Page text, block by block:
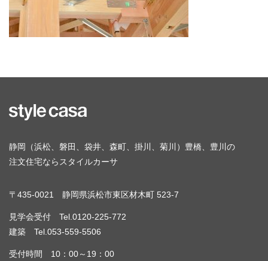
静岡（浜松、磐田、袋井、森町、掛川、菊川）豊橋、豊川の
注文住宅ならスタイルカーサ
〒435-0021 静岡県浜松市東区材木町 523-7
見学会受付 Tel.0120-225-772
建築 Tel.053-559-5506
受付時間 10：00～19：00